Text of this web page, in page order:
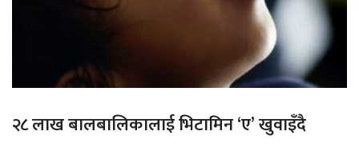
२८ लाख बालबालिकालाई भिटामिन ‘ए’ खुवाइँदै